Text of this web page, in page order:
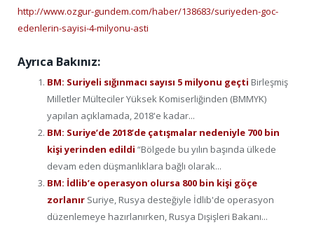
http://www.ozgur-gundem.com/haber/138683/suriyeden-goc-
edenlerin-sayisi-4-milyonu-asti
Ayrıca Bakınız:
BM: Suriyeli sığınmacı sayısı 5 milyonu geçti Birleşmiş
Milletler Mülteciler Yüksek Komiserliğinden (BMMYK)
yapılan açıklamada, 2018'e kadar...
BM: Suriye’de 2018’de çatışmalar nedeniyle 700 bin
kişi yerinden edildi “Bölgede bu yılın başında ülkede
devam eden düşmanlıklara bağlı olarak...
BM: İdlib’e operasyon olursa 800 bin kişi göçe
zorlanır Suriye, Rusya desteğiyle İdlib'de operasyon
düzenlemeye hazırlanırken, Rusya Dışişleri Bakanı...